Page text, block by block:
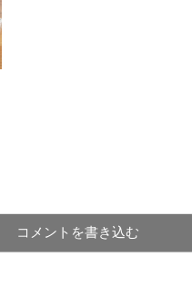
コメントを書き込む